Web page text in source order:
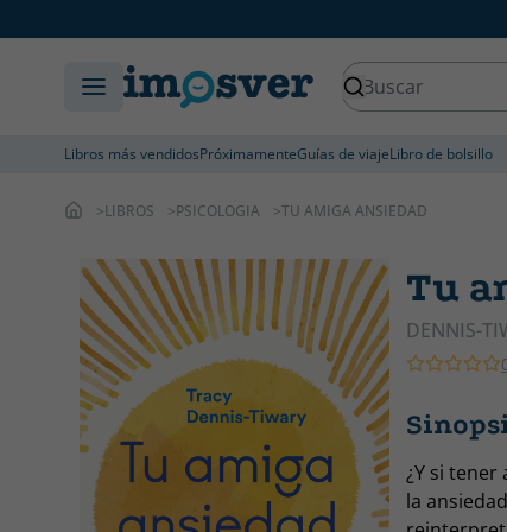
Libros más vendidosPróximamenteGuías de viajeLibro de bolsillo
LIBROS PSICOLOGIA TU AMIGA ANSIEDAD
Tu
DENNIS-
¿Y si tener
la